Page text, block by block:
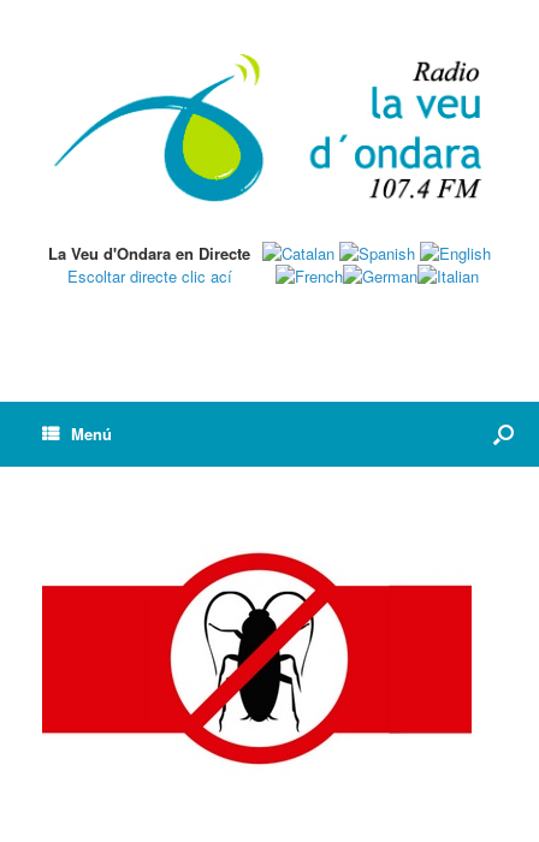
La Veu d'Ondara en Directe
Escoltar directe clic ací
Menú